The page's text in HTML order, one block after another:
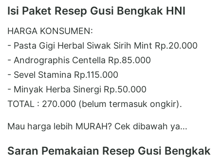
Isi Paket Resep Gusi Bengkak HNI
HARGA KONSUMEN:
- Pasta Gigi Herbal Siwak Sirih Mint Rp.20.000
- Andrographis Centella Rp.85.000
- Sevel Stamina Rp.115.000
- Minyak Herba Sinergi Rp.50.000
TOTAL : 270.000 (belum termasuk ongkir).
Mau harga lebih MURAH? Cek dibawah ya...
Saran Pemakaian Resep Gusi Bengkak